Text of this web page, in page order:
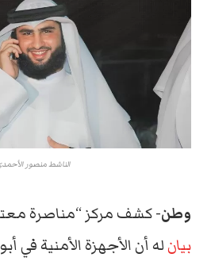
الناشط منصور
وطن-كشف مركز “مناصرة
بيانله أن الأجهزة الأمنية في